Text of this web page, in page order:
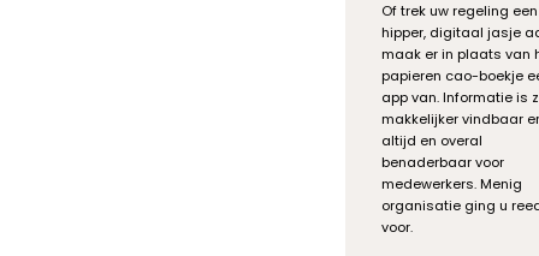
Of trek uw regeling
hipper, digitaal jasje
maak er in plaats van
papieren cao-boekje
app van. Informatie is
makkelijker vindbaar
altijd en overal
benaderbaar voor
medewerkers. Menig
organisatie ging u
voor.